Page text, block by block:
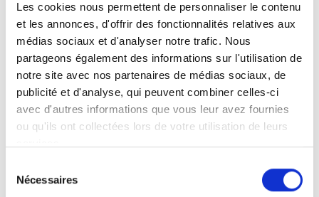
Les cookies nous permettent de personnaliser le contenu
et les annonces, d'offrir des fonctionnalités relatives aux
médias sociaux et d'analyser notre trafic. Nous
partageons également des informations sur l'utilisation de
notre site avec nos partenaires de médias sociaux, de
publicité et d'analyse, qui peuvent combiner celles-ci
avec d'autres informations que vous leur avez fournies
ou qu'ils ont collectées lors de votre utilisation de leurs
Nécessaires
Ouvrez le menu déroulant sur la gauche et sélectionnez le
produit qui vous intéresse. Remarque : pour certains produits, il
n’y a pas de vidéo.
Intégration de vidéo
Sous chaque vidéo se trouve un code que vous pouvez utiliser
pour intégrer la vidéo dans votre site web.
Abonnez-vous
Pour être notifié dès qu’une nouvelle vidéo est disponible, nous
vous invitons à vous abonner à notre chaîneYouTube ici.